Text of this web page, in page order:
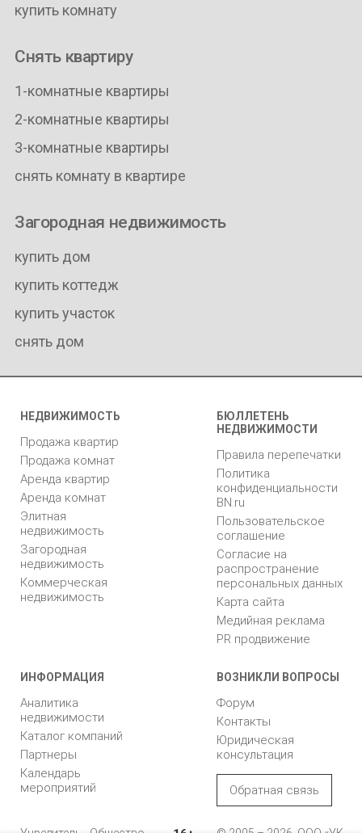
купить комнату
Снять квартиру
1-комнатные квартиры
2-комнатные квартиры
3-комнатные квартиры
снять комнату в квартире
Загородная недвижимость
купить дом
купить коттедж
купить участок
снять дом
НЕДВИЖИМОСТЬ
Продажа квартир
Продажа комнат
Аренда квартир
Аренда комнат
Элитная
недвижимость
Загородная
недвижимость
Коммерческая
недвижимость
БЮЛЛЕТЕНЬ
НЕДВИЖИМОСТИ
Правила перепечатки
Политика
конфиденциальности
BN.ru
Пользовательское
соглашение
Согласие на
распространение
персональных данных
Карта сайта
Медийная реклама
PR продвижение
ИНФОРМАЦИЯ
Аналитика
недвижимости
Каталог компаний
Партнеры
Календарь
мероприятий
ВОЗНИКЛИ ВОПРОСЫ
Форум
Контакты
Юридическая
консультация
Обратная связь